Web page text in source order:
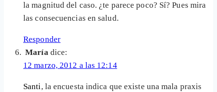
la magnitud del caso. ¿te parece poco? Sí? Pues mira
las consecuencias en salud.
Responder
María dice:
12 marzo, 2012 a las 12:14
Santi, la encuesta indica que existe una mala praxis